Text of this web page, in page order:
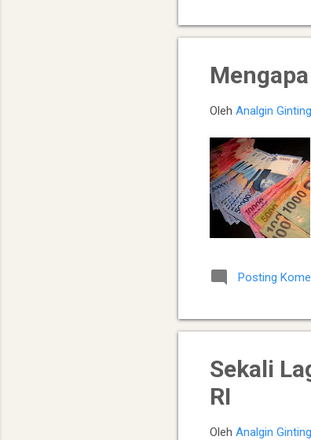
Oleh Analgin Ginting
Posting
Sekali
RI
Oleh Analgin Ginting